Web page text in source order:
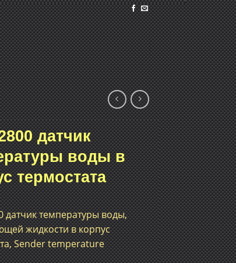
датчик
воды в
термостата
датчик температуры воды,
жидкости в корпус
Sender temperature